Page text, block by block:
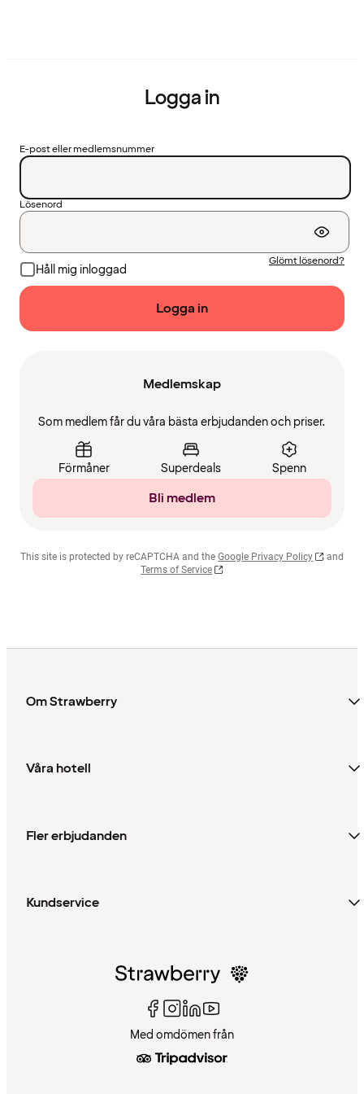
Logga in
E-post eller medlemsnummer
Lösenord
Håll mig inloggad
Glömt lösenord?
Logga in
Medlemskap
Som medlem får du våra bästa erbjudanden och priser.
Förmåner Superdeals Spenn
Bli medlem
This site is protected by reCAPTCHA and the Google Privacy Policy
and
Terms of Service
Om Strawberry
Våra hotell
Fler erbjudanden
Kundservice
Med omdömen från